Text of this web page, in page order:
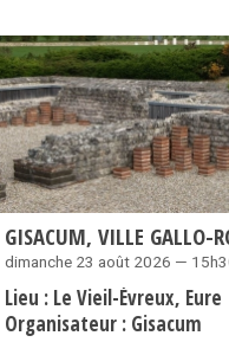
GISACUM, VILLE GALLO-
dimanche 23 août 2026 —
Lieu : Le Vieil-Évreux Eure
Organisateur : Gisacum